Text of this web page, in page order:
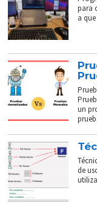
para
a
un
de